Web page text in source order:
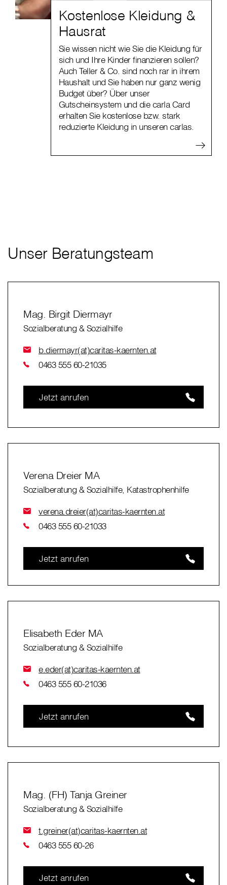
Kostenlose Kleidung &
Hausrat
Sie wissen nicht wie Sie die Kleidung für
sich und Ihre Kinder finanzieren sollen?
Auch Teller & Co. sind noch rar in ihrem
Haushalt und Sie haben nur ganz wenig
Budget über? Über unser
Gutscheinsystem und die carla Card
erhalten Sie kostenlose bzw. stark
reduzierte Kleidung in unseren carlas.
Unser Beratungsteam
Mag. Birgit Diermayr
Sozialberatung & Sozialhilfe
b.diermayr(at)caritas-kaernten.at
0463 555 60-21035
Jetzt anrufen
Verena Dreier MA
Sozialberatung & Sozialhilfe, Katastrophenhilfe
verena.dreier(at)caritas-kaernten.at
0463 555 60-21033
Jetzt anrufen
Elisabeth Eder MA
Sozialberatung & Sozialhilfe
e.eder(at)caritas-kaernten.at
0463 555 60-21036
Jetzt anrufen
Mag. (FH) Tanja Greiner
Sozialberatung & Sozialhilfe
t.greiner(at)caritas-kaernten.at
0463 555 60-26
Jetzt anrufen